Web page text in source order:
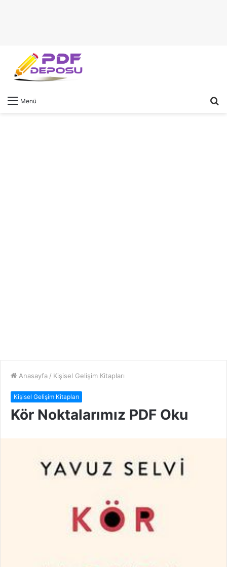
Menü
Anasayfa / Kişisel Gelişim Kitapları
Kişisel Gelişim Kitapları
Kör Noktalarımız PDF Oku